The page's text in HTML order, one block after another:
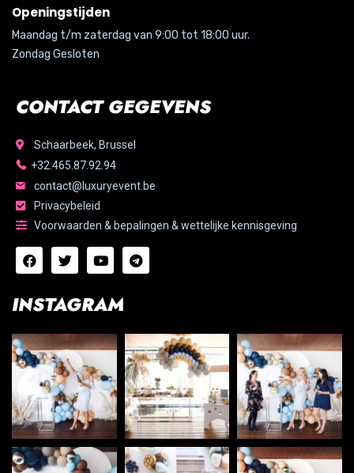
Openingstijden
Maandag t/m zaterdag van 9:00 tot 18:00 uur.
Zondag Gesloten
CONTACT GEGEVENS
Schaarbeek, Brussel
+32.465.87.92.94
contact@luxuryevent.be
Privacybeleid
Voorwaarden & bepalingen & wettelijke kennisgeving
INSTAGRAM